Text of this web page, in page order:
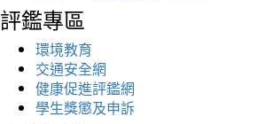
評鑑專區
環境教育
交通安全網
健康促進評鑑網
學生獎懲及申訴